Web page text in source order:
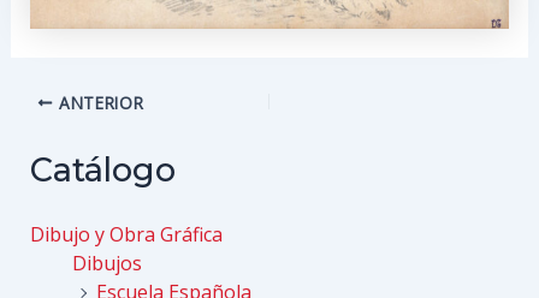
Navegación
entradas
ANTERIOR
Catálogo
Dibujo y Obra Gráfica
Dibujos
Escuela Española